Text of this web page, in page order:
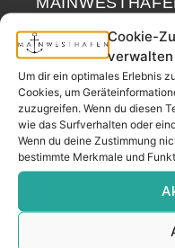
Cookie-
verwalten
Um dir ein optimales Erlebnis
Cookies, um
zuzugreifen. Wenn du diesen
wie das Surfverhalten oder
Wenn du deine Zustimmung
bestimmte Merkmale und
IMMOBILIEN
Ihr
aus der
Nachbarschaft.
– seit 2017.